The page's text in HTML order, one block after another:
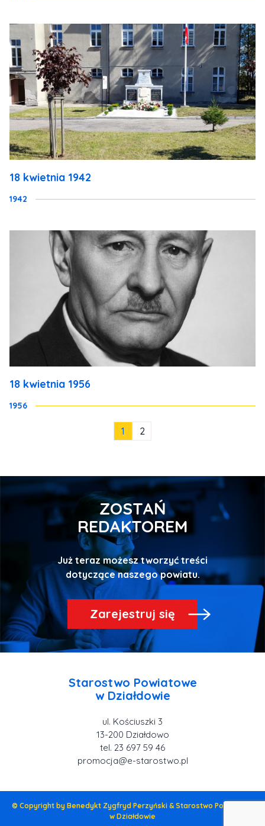
18 kwietnia 1942
1942
18 kwietnia 1956
1956
1 2
ZOSTAŃ
REDAKTOREM
Już teraz możesz tworzyć treści
dotyczące naszego powiatu.
Zarejestruj się
Starostwo Powiatowe
ul. Kościuszki 3
tel. 23 697 59 46
promocja@e-starostwo.pl
© Copyright by Benedykt Zygfryd Perzyński & Starostwo Powiatowe
w Działdowie